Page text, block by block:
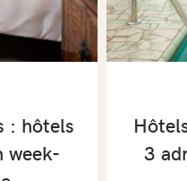
: hôtels
week-
3